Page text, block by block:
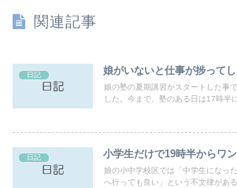
関連記事
日記 娘がいないと仕事が捗ってし
娘の塾の夏期講習がスタートした事
した。今まで、塾のある日は17時半
日記 小学生だけで19時半からワ
娘の小中学校区では「中学生になっ
へ行っても良い」という不文律がある